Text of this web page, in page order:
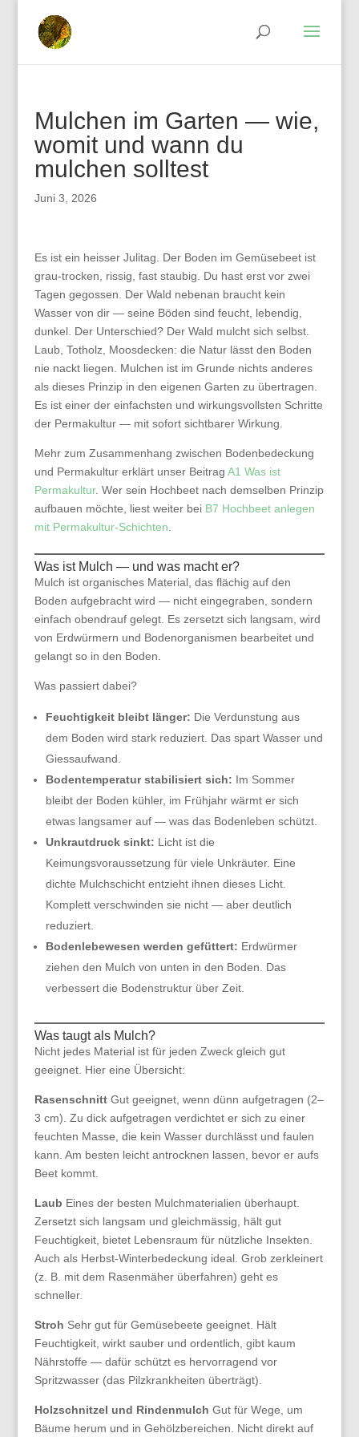
Mulchen im Garten — wie,
womit und wann du
mulchen solltest
Juni 3, 2026
Es ist ein heisser Julitag. Der Boden im Gemüsebeet ist
grau-trocken, rissig, fast staubig. Du hast erst vor zwei
Tagen gegossen. Der Wald nebenan braucht kein
Wasser von dir — seine Böden sind feucht, lebendig,
dunkel. Der Unterschied? Der Wald mulcht sich selbst.
Laub, Totholz, Moosdecken: die Natur lässt den Boden
nie nackt liegen. Mulchen ist im Grunde nichts anderes
als dieses Prinzip in den eigenen Garten zu übertragen.
Es ist einer der einfachsten und wirkungsvollsten Schritte
der Permakultur — mit sofort sichtbarer Wirkung.
Mehr zum Zusammenhang zwischen Bodenbedeckung
und Permakultur erklärt unser Beitrag A1 Was ist
Permakultur. Wer sein Hochbeet nach demselben Prinzip
aufbauen möchte, liest weiter bei B7 Hochbeet anlegen
mit Permakultur-Schichten
Was ist Mulch — und was macht er?
Mulch ist organisches Material, das flächig auf den
Boden aufgebracht wird — nicht eingegraben, sondern
einfach obendrauf gelegt. Es zersetzt sich langsam, wird
von Erdwürmern und Bodenorganismen bearbeitet und
gelangt so in den Boden.
Was passiert dabei?
Feuchtigkeit bleibt länger: Die Verdunstung aus
dem Boden wird stark reduziert. Das spart Wasser und
Giessaufwand.
Bodentemperatur stabilisiert sich: Im Sommer
bleibt der Boden kühler, im Frühjahr wärmt er sich
etwas langsamer auf — was das Bodenleben schützt.
Unkrautdruck sinkt: Licht ist die
Keimungsvoraussetzung für viele Unkräuter. Eine
dichte Mulchschicht entzieht ihnen dieses Licht.
Komplett verschwinden sie nicht — aber deutlich
reduziert.
Bodenlebewesen werden gefüttert: Erdwürmer
ziehen den Mulch von unten in den Boden. Das
verbessert die Bodenstruktur über Zeit.
Was taugt als Mulch?
Nicht jedes Material ist für jeden Zweck gleich gut
geeignet. Hier eine Übersicht:
RasenschnittGut geeignet, wenn dünn aufgetragen (2–
3 cm). Zu dick aufgetragen verdichtet er sich zu einer
feuchten Masse, die kein Wasser durchlässt und faulen
kann. Am besten leicht antrocknen lassen, bevor er aufs
Beet kommt.
Laub Eines der besten Mulchmaterialien überhaupt.
Zersetzt sich langsam und gleichmässig, hält gut
Feuchtigkeit, bietet Lebensraum für nützliche Insekten.
Auch als Herbst-Winterbedeckung ideal. Grob zerkleinert
(z. B. mit dem Rasenmäher überfahren) geht es
schneller.
Stroh Sehr gut für Gemüsebeete geeignet. Hält
Feuchtigkeit, wirkt sauber und ordentlich, gibt kaum
Nährstoffe — dafür schützt es hervorragend vor
Spritzwasser (das Pilzkrankheiten überträgt).
Holzschnitzel und Rindenmulch Gut für Wege, um
Bäume herum und in Gehölzbereichen. Nicht direkt auf